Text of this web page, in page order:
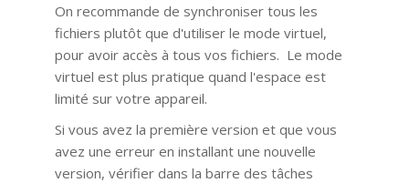
On recommande de synchroniser tous les
fichiers plutôt que d'utiliser le mode virtuel,
pour avoir accès à tous vos fichiers. Le mode
virtuel est plus pratique quand l'espace est
limité sur votre appareil.
Si vous avez la première version et que vous
avez une erreur en installant une nouvelle
version, vérifier dans la barre des tâches